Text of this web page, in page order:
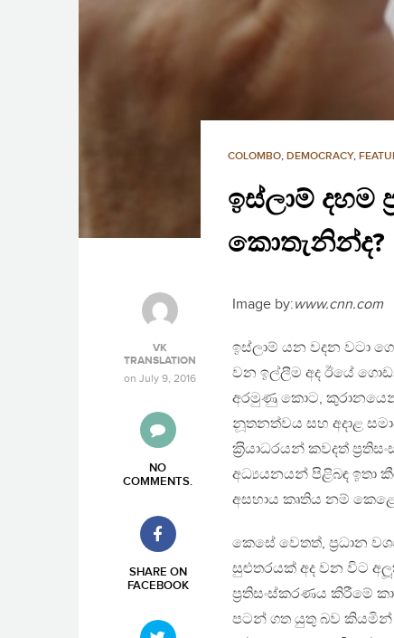
COLOMBO, DEMOCRACY,
ඉස්ලාම් දහම
කොතැනින්ද?
VK
TRANSLATION
on July 9, 2016
NO
COMMENTS.
SHARE ON
FACEBOOK
Image by:www.cnn.com
ඉස්ලාම් යන වදන වටා
වන ඉල්ලීම අද ඊයේ
අරමුණු කොට, කුරානයෙන්
නූතනත්වය සහ අදාළ
ක‍්‍රියාධරයන් කවදත්
අධ්‍යයනයන් පිළිබඳ ඉතා
අසහාය කෘතිය නම්
කෙසේ වෙතත්, ප‍්‍රධාන
සුළුතරයක් අද වන විට
ප‍්‍රතිසංස්කරණය කිරීමේ
පටන් ගත යුතු බව